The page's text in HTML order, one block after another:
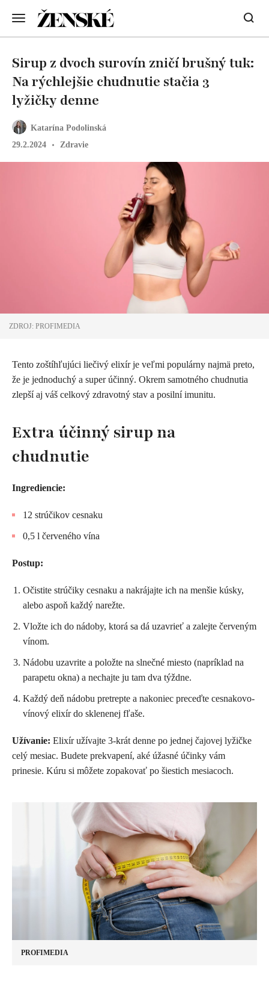
Katarína Podolinská
29.2.2024
Zdravie
Sirup z dvoch surovín zničí brušný tuk:
Na rýchlejšie chudnutie stačia 3
lyžičky denne
ZDROJ: PROFIMEDIA
Tento zoštíhľujúci liečivý elixír je veľmi populárny najmä preto,
že je jednoduchý a super účinný. Okrem samotného chudnutia
zlepší aj váš celkový zdravotný stav a posilní imunitu.
Extra účinný sirup na
chudnutie
Ingrediencie:
12 strúčikov cesnaku
0,5 l červeného vína
Postup:
Očistite strúčiky cesnaku a nakrájajte ich na menšie kúsky,
alebo aspoň každý narežte.
Vložte ich do nádoby, ktorá sa dá uzavrieť a zalejte červeným
vínom.
Nádobu uzavrite a položte na slnečné miesto (napríklad na
parapetu okna) a nechajte ju tam dva týždne.
Každý deň nádobu pretrepte a nakoniec preceďte cesnakovo-
vínový elixír do sklenenej fľaše.
Užívanie: Elixír užívajte 3-krát denne po jednej čajovej lyžičke
celý mesiac. Budete prekvapení, aké úžasné účinky vám
prinesie. Kúru si môžete zopakovať po šiestich mesiacoch.
PROFIMEDIA